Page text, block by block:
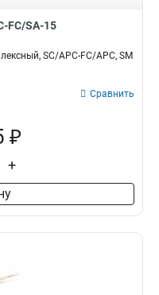
FC/SA-15
SC/APC-FC/APC, SM
Сравнить
₽
+